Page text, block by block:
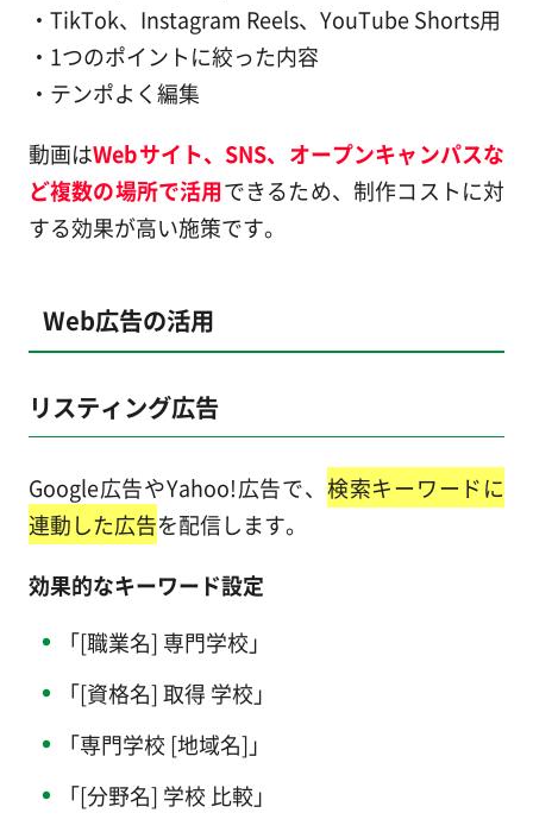
・TikTok、Instagram Reels、YouTube Shorts用
・1つのポイントに絞った内容
・テンポよく編集
動画はWebサイト、SNS、オープンキャンパスな
ど複数の場所で活用できるため、制作コストに対
する効果が高い施策です。
Web広告の活用
リスティング広告
Google広告やYahoo!広告で、 検索キーワードに
連動した広告を配信します。
効果的なキーワード設定
「[職業名] 専門学校」
「[資格名] 取得 学校」
「専門学校 [地域名]」
「[分野名] 学校 比較」